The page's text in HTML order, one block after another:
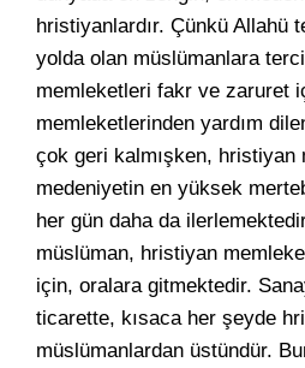
hristiyanlardır. Çünkü Allahü
yolda olan müslümanlara
memleketleri fakr ve zaruret
memleketlerinden yardım
çok geri kalmışken, hristiyan
medeniyetin en yüksek
her gün daha da
müslüman, hristiyan
için, oralara gitmektedir.
ticarette, kısaca her şeyde
müslümanlardan üstündür.